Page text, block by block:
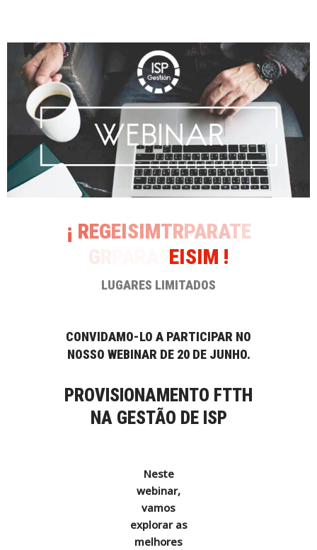
¡ REGEISIMTRPARATE
EISIM !
LUGARES LIMITADOS
CONVIDAMO-LO A PARTICIPAR NO
NOSSO WEBINAR DE 20 DE JUNHO.
PROVISIONAMENTO FTTH
NA GESTÃO DE ISP
Neste
webinar,
vamos
explorar as
melhores